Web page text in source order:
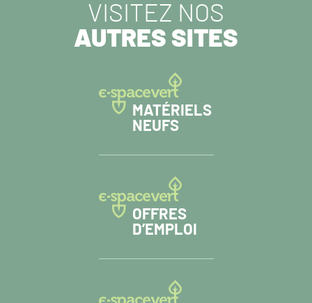
VISITEZ NOS
AUTRES SITES
MATÉRIELS
NEUFS
OFFRES
D’EMPLOI